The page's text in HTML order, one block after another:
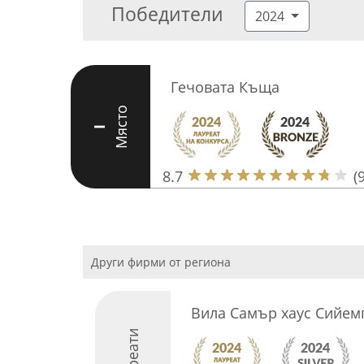
Победители 2024
I Място
Гечовата Къща
8.7
Други фирми от региона
Вила Самър хаус